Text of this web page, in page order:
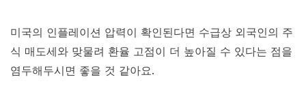
미국의 인플레이션 압력이 확인된다면 수급상 외국인의 주
식 매도세와 맞물려 환율 고점이 더 높아질 수 있다는 점을
염두해두시면 좋을 것 같아요.